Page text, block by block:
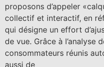
proposons d’appeler
collectif et interactif, en
qui désigne un effort
de vue. Grâce à l’analyse
consommateurs réunis
aussi de